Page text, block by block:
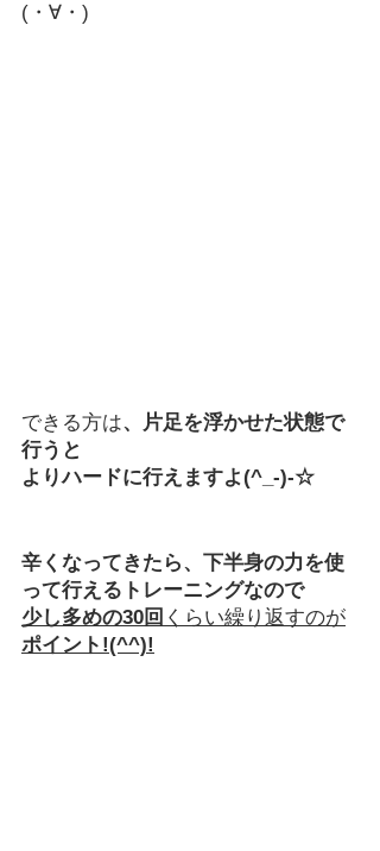
(・∀・)
できる方は、片足を浮かせた状態で
行うと
よりハードに行えますよ(^_-)-☆
辛くなってきたら、下半身の力を使
って行えるトレーニングなので
少し多めの30回 くらい繰り返すのが
ポイント!(^^)!